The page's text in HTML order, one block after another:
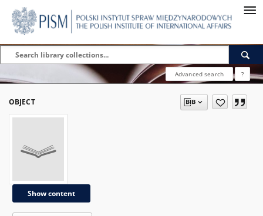
Advanced search ?
OBJECT
Show content